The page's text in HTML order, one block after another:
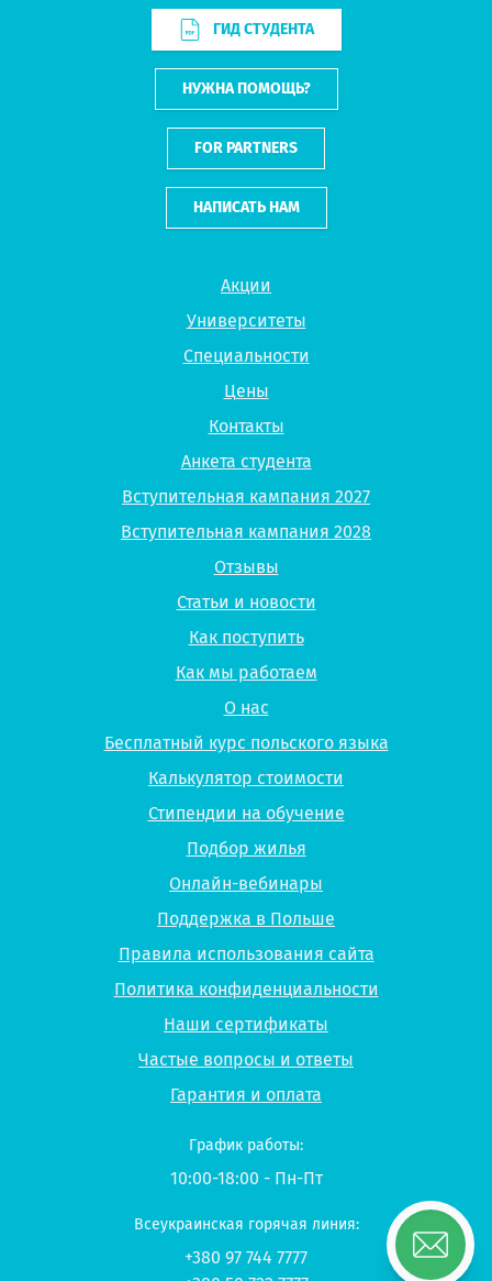
Акции
Университеты
Специальности
Цены
Контакты
Анкета студента
Вступительная кампания 2027
Вступительная кампания 2028
Отзывы
Статьи и новости
Как поступить
Как мы работаем
О нас
Бесплатный курс польского языка
Калькулятор стоимости
Стипендии на обучение
Подбор жилья
Онлайн-вебинары
Поддержка в Польше
Правила использования сайта
Политика конфиденциальности
Наши сертификаты
Частые вопросы и ответы
Гарантия и оплата
ГИД СТУДЕНТА
НУЖНА ПОМОЩЬ?
FOR PARTNERS
НАПИСАТЬ НАМ
График работы:
10:00-18:00 - Пн-Пт
Всеукраинская горячая линия:
+380 97 744 7777